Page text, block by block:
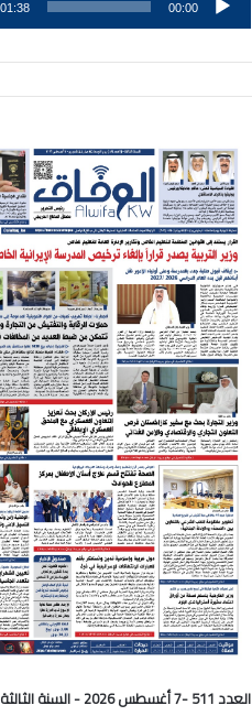
00:00
01:38
العدد 511 -7 أغسطس 2026 - السنة الثالثة